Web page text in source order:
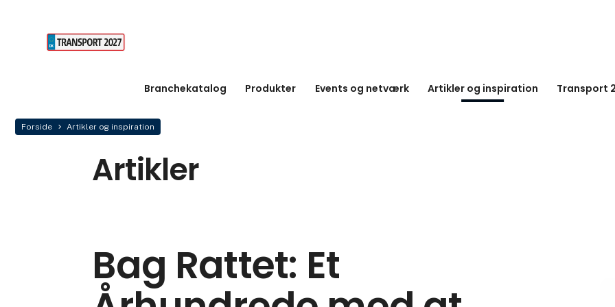
Branchekatalog Produkter Events og netværk Artikler og inspiration Transport
Forside Artikler og inspiration
Artikler
Bag Rattet: Et